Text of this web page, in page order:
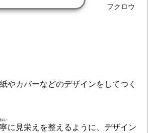
フクロウ
やカバーなどのデザインをしてつく
い
に見栄えを整えるように、デザイン